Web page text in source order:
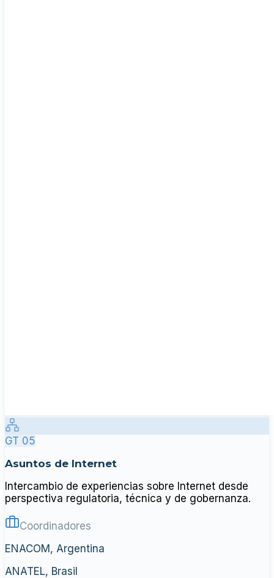
GT 05
Asuntos de Internet
Intercambio de experiencias sobre Internet desde
perspectiva regulatoria, técnica y de gobernanza.
Coordinadores
ENACOM, Argentina
ANATEL, Brasil